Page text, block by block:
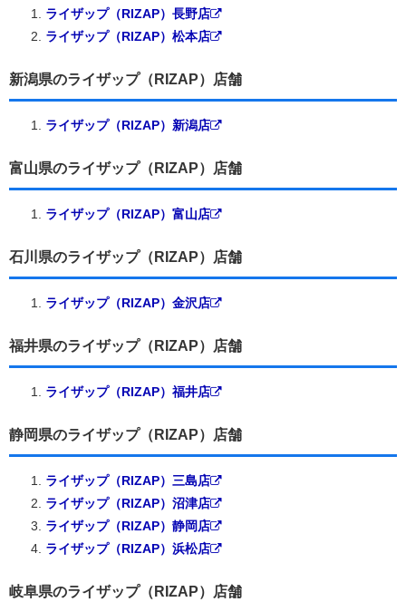
ライザップ（RIZAP）長野店
ライザップ（RIZAP）松本店
新潟県のライザップ（RIZAP）店舗
ライザップ（RIZAP）新潟店
富山県のライザップ（RIZAP）店舗
ライザップ（RIZAP）富山店
石川県のライザップ（RIZAP）店舗
ライザップ（RIZAP）金沢店
福井県のライザップ（RIZAP）店舗
ライザップ（RIZAP）福井店
静岡県のライザップ（RIZAP）店舗
ライザップ（RIZAP）三島店
ライザップ（RIZAP）沼津店
ライザップ（RIZAP）静岡店
ライザップ（RIZAP）浜松店
岐阜県のライザップ（RIZAP）店舗